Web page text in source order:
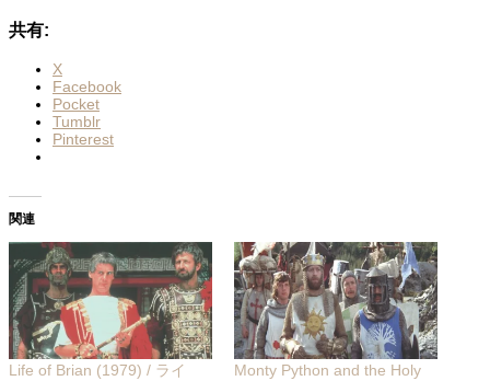
共有:
X
Facebook
Pocket
Tumblr
Pinterest
関連
Life of Brian (1979) / ライ
Monty Python and the Holy